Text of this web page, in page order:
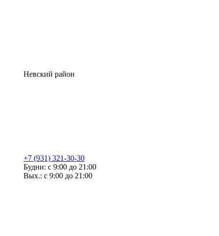
Невский район
+7 (931) 321-30-30
Будни: с 9:00 до 21:00
Вых.: с 9:00 до 21:00